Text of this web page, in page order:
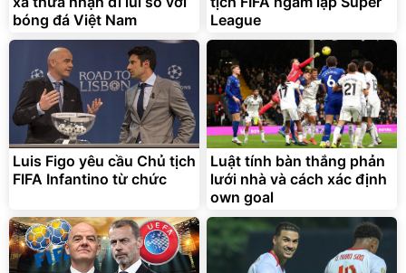
bóng đá Việt Nam
League
Luis Figo yêu cầu Chủ tịch
FIFA Infantino từ chức
Luật tính bàn thắng phản
lưới nhà và cách xác định
own goal